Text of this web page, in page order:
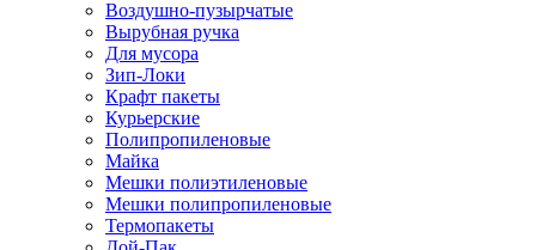
Воздушно-пузырчатые
Вырубная ручка
Для мусора
Зип-Локи
Крафт пакеты
Курьерские
Полипропиленовые
Майка
Мешки полиэтиленовые
Мешки полипропиленовые
Термопакеты